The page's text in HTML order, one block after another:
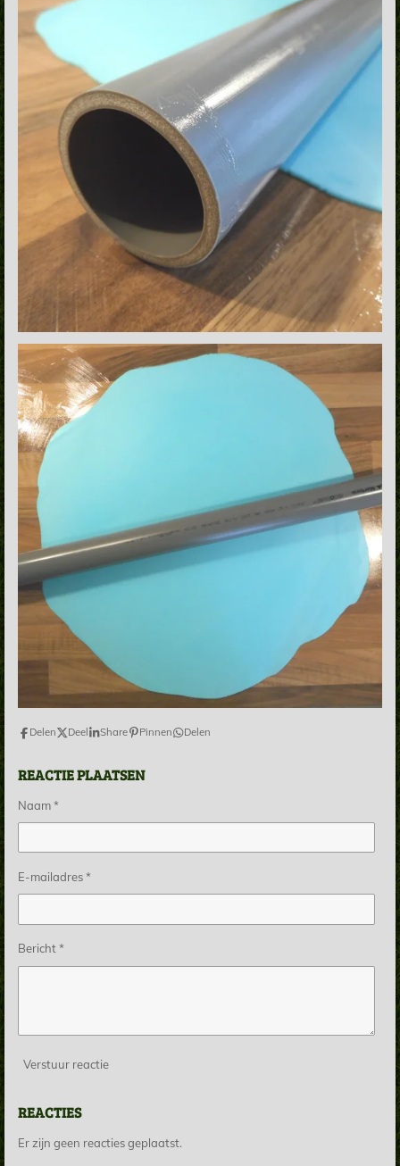
Delen Deel Share Pinnen Delen
REACTIE PLAATSEN
Naam *
E-mailadres *
Bericht *
Verstuur reactie
REACTIES
Er zijn geen reacties geplaatst.